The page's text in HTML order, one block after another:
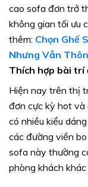
cao sofa đơn trở
không gian tối ưu
thêm: Chọn Ghế
Nhưng Vẫn
Thích hợp bài trí
Hiện nay trên thị
đơn cực kỳ hot và
có nhiều kiểu
các đường viền
sofa này thường
phòng khách khác